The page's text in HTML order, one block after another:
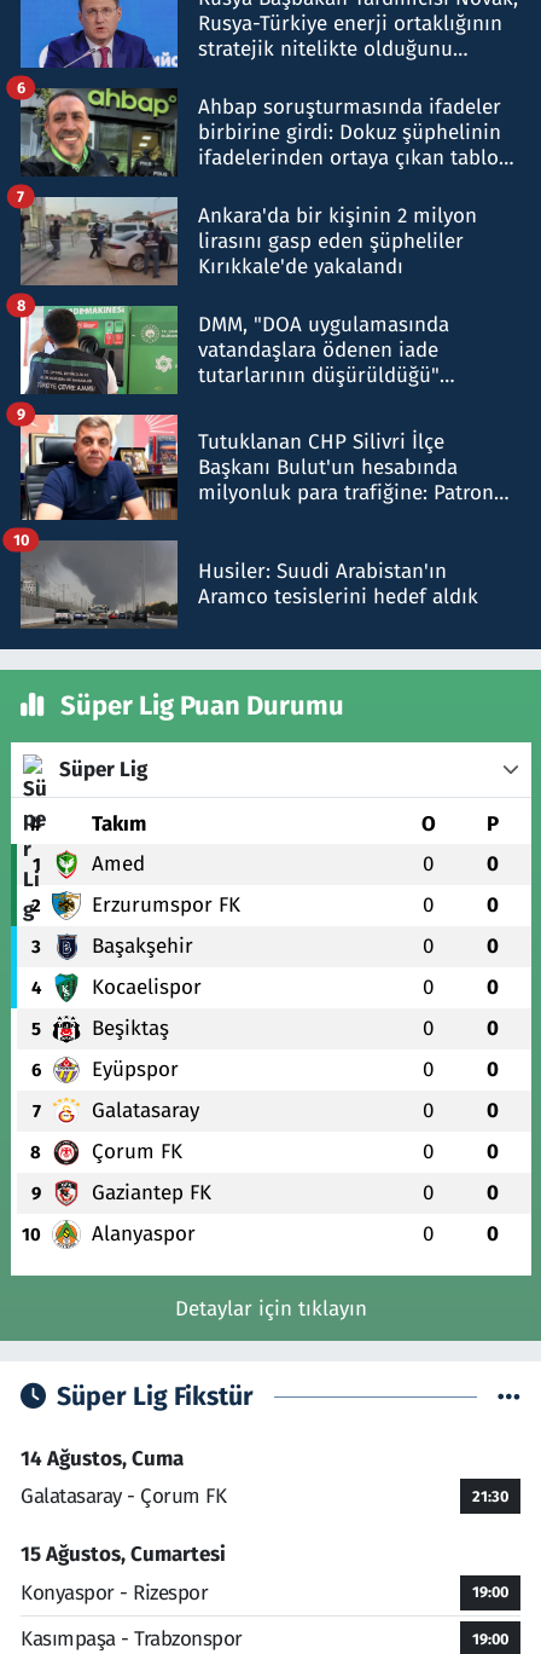
Rusya-Türkiye enerji ortaklığının
stratejik nitelikte olduğunu
Ahbap soruşturmasında ifadeler
birbirine girdi: Dokuz şüphelinin
ifadelerinden ortaya çıkan tablo
6
Ankara'da bir kişinin 2 milyon
lirasını gasp eden şüpheliler
Kırıkkale'de yakalandı
7
DMM, "DOA uygulamasında
vatandaşlara ödenen iade
tutarlarının düşürüldüğü"
8
Tutuklanan CHP Silivri İlçe
Başkanı Bulut'un hesabında
milyonluk para trafiğine: Patron
9
Husiler: Suudi Arabistan'ın
Aramco tesislerini hedef aldık
10
Süper Lig Puan Durumu
Süper Lig
# Takım O P
1 Amed 0 0
2 Erzurumspor FK 0 0
3 Başakşehir 0 0
4 Kocaelispor 0 0
5 Beşiktaş 0 0
6 Eyüpspor 0 0
7 Galatasaray 0 0
8 Çorum FK 0 0
9 Gaziantep FK 0 0
10 Alanyaspor 0 0
Detaylar için tıklayın
Süper Lig Fikstür
14 Ağustos, Cuma
Galatasaray - Çorum FK
21:30
15 Ağustos, Cumartesi
Konyaspor - Rizespor
19:00
Kasımpaşa - Trabzonspor 19:00